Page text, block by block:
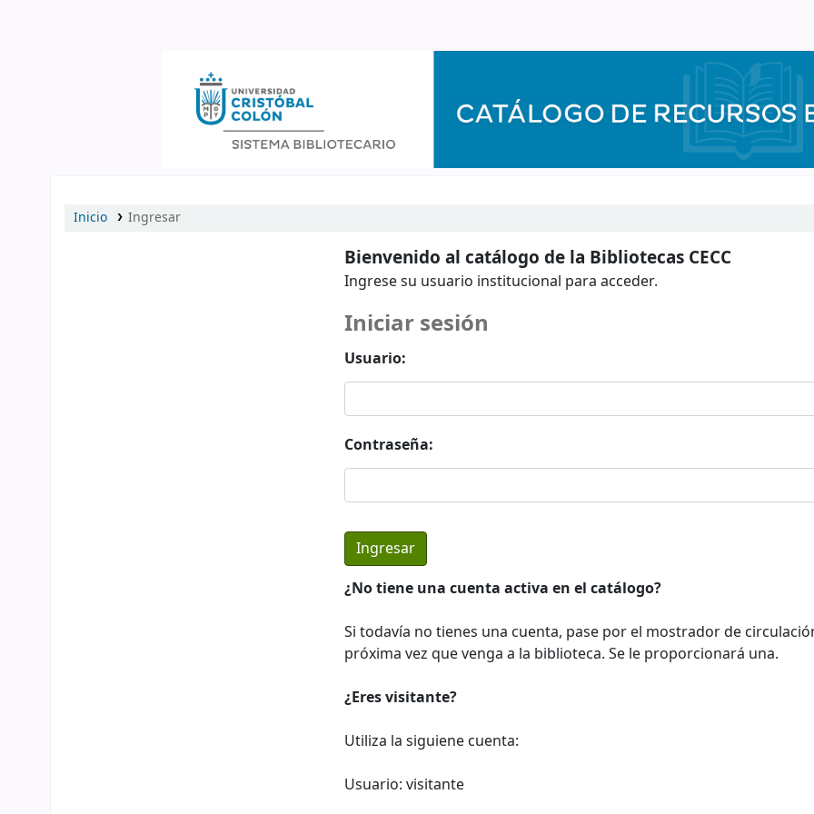
Inicio Ingresar
Bienvenido al catálogo de la Bibliotecas CECC
Ingrese su usuario institucional para acceder.
Iniciar sesión
Usuario:
Contraseña:
¿No tiene una cuenta activa en el catálogo?
Si todavía no tienes una cuenta, pase por el mostrador de
próxima vez que venga a la biblioteca. Se le proporcionará una.
¿Eres visitante?
Utiliza la siguiene cuenta:
Usuario: visitante